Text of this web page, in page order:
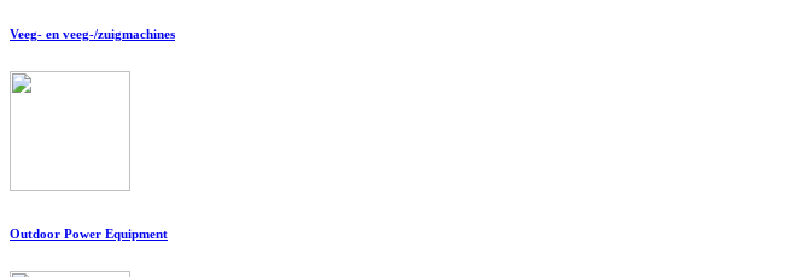
Veeg- en veeg-/zuigmachines
Outdoor Power Equipment